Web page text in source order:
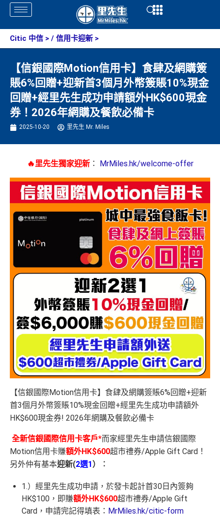
Skip
content
Open
Citic 中信 > / 信用卡迎新 >
【信銀國際Motion信用卡】食肆及網購簽
賬6%回贈+迎新首3個月外幣簽賬10%現金
回贈+經里先生成功申請額外HK$600現金
券！2026年網購及餐飲必備卡
2025-10-20 里先生 Mr. Miles
🔥里先生獨家迎新： MrMiles.hk/welcome-offer
【信銀國際Motion信用卡】食肆及網購簽賬6%回贈+迎新
首3個月外幣簽賬10%現金回贈+經里先生成功申請額外
HK$600現金券! 2026年網購及餐飲必備卡
全新信銀國際信用卡客戶*而家經里先生申請信銀國際
Motion信用卡賺額外HK$600超市禮券/Apple Gift Card！
另外仲有基本迎新(2選1 ）︰
1.）經里先生成功申請，於發卡起計首30日內簽夠
HK$100，即賺額外HK$600超市禮券/Apple Gift
Card，申請完記得填表： MrMiles.hk/citic-form